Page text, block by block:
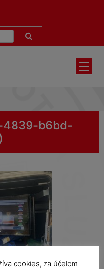
4839-b6bd-
cookies, za účelom